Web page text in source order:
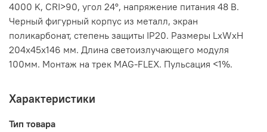
4000 K, CRI>90, угол 24°, напряжение питания 48 В.
Черный фигурный корпус из металл, экран
поликарбонат, степень защиты IP20. Размеры LxWxH
204x45x146 мм. Длина светоизлучающего модуля
100мм. Монтаж на трек MAG-FLEX. Пульсация <1%.
Характеристики
Тип товара